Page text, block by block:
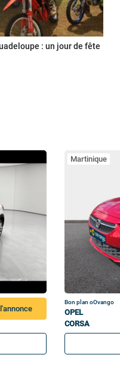
: un jour de fête
Martinique
Bon plan oOvango
OPEL
CORSA